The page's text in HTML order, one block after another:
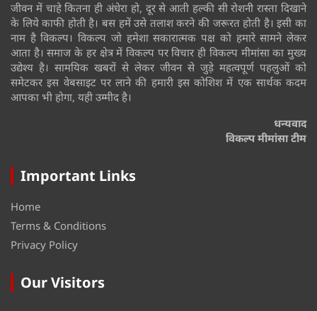
जीवन में चाहे कितना ही अंधेरा हो, दूर से आती हल्की सी रोशनी रास्ता दिखाने
के लिये काफी होती है। बस हमें उसे तलाश करने की जरूरत होती है। इसी का
नाम है विकल्प। विकल्प जो हमेशा सकारात्मक पक्ष को हमारे सामने लेकर
आता है। समाज के हर क्षेत्र में विकल्प पर विचार ही विकल्प मीमांसा का मुख्य
उद्येश्य है। सामयिक खबरों से लेकर जीवन से जुड़े महत्वपूर्ण पहलुओं को
समेटकर इस वेबसाइट पर लाने की हमारी इस कोशिश में एक सार्थक कदम
आपका भी होगा, यही उम्मीद है।
धन्यवाद
विकल्प मीमांसा टीम
Important Links
Home
Terms & Conditions
Privacy Policy
Our Visitors